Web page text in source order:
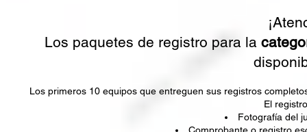
Los paquetes de registro para la
Los primeros 10 equipos que entreguen sus registros
El
Fotografía